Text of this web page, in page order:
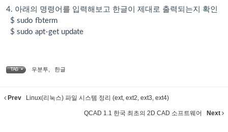
4. 아래의 명령어를 입력해보고 한글이 제대로 출력되는지 확인
$ sudo fbterm
$ sudo apt-get update
TAG • 우분투 한글
Prev Linux(리눅스) 파일 시스템 정리 (ext, ext2, ext3, ext4)
QCAD 1.1 한국 최초의 2D CAD 소프트웨어 Next